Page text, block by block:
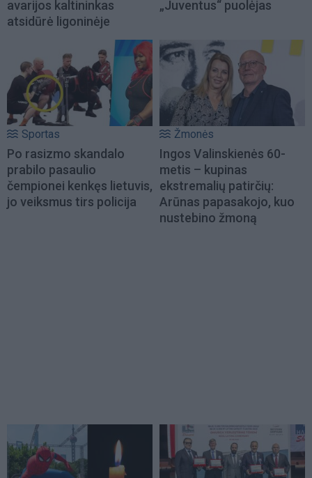
avarijos kaltininkas
atsidūrė ligoninėje
„Juventus“ puolėjas
Sportas
Po rasizmo skandalo
prabilo pasaulio
čempionei kenkęs lietuvis,
jo veiksmus tirs policija
Žmonės
Ingos Valinskienės 60-
metis – kupinas
ekstremalių patirčių:
Arūnas papasakojo, kuo
nustebino žmoną